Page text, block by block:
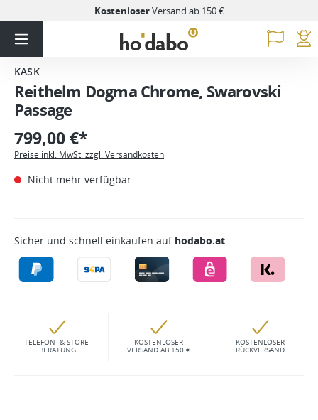
KostenloserVersand ab 150 €
KASK
Reithelm Dogma Chrome, Swarovski
Passage
799,00 €*
Preise inkl. MwSt. zzgl. Versandkosten
Nicht mehr verfügbar
Sicher und schnell einkaufen auf hodabo.at
TELEFON- & STORE-
BERATUNG
KOSTENLOSER
VERSAND AB 150 €
KOSTENLOSER
RÜCKVERSAND